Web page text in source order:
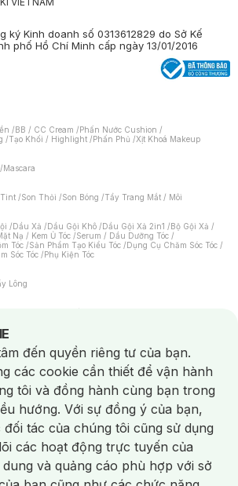
ký Kinh doanh số 0313612829 do Sở Kế
phố Hồ Chí Minh cấp ngày 13/01/2016
/BB / CC Cream /Phấn Nước Cushion /
/Tạo Khối / Highlight /Phấn Phủ /Xịt Khoá Makeup
/Mascara
/Son Thỏi /Son Bóng /Tẩy Trang Mắt / Môi
/Dầu Xả /Dầu Gội Khô /Dầu Gội Xả 2in1 /Bộ Gội Xả /
Nạ / Kem Ủ Tóc /Serum / Dầu Dưỡng Tóc /
Tóc /Sản Phẩm Tạo Kiểu Tóc /Dụng Cụ Chăm Sóc Tóc /
Sóc Tóc /Phụ Kiện Tóc
Lông
Máy Massage/Mặt Nạ Xông Hơi /Nước Rửa Tay/
Bàn Chải Đánh Răng /Bàn Chải Điện/
Răng /Máy Tăm Nước/ Nước Súc Miệng/
Miệng / Dung Dịch Vệ Sinh/Dưỡng Vùng Kín/
/Băng Vệ Sinh/Tampon/Bọt Cạo Râu /Dao Cạo Râu/
Da Khô / Mất Nước/ Da Lão Hóa/ Da Mụn/
Da Xỉn Màu Thâm / Nám / Tàn Nhang
/Viêm Da Cơ Địa
Da
Mặt Khô Dụng Cụ / Máy Rửa Mặt Máy Chăm Sóc Da
usage
đến quyền riêng tư của bạn.
các cookie cần thiết để vận hành
tôi và đồng hành cùng bạn trong
hướng. Với sự đồng ý của bạn,
tác của chúng tôi cũng sử dụng
các hoạt động trực tuyến của
và quảng cáo phù hợp với sở